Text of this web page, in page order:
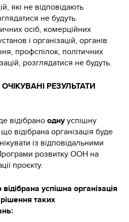
які не відповідають
не будуть.
осіб, комерційних
і організацій, органів
профспілок, політичних
розглядатися не будуть.
РЕЗУЛЬТАТИ
відібранооднууспішну
відібрана організація буде
із відповідальними
розвитку ООН на
проєкту.
успішна організація
таких